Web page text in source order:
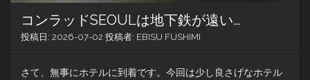
コンラッドSEOULは地下鉄が遠い…
投稿日: 2026-07-02 投稿者: EBISU FUSHIMI
さて、無事にホテルに到着です。今回は少し良さげなホテル